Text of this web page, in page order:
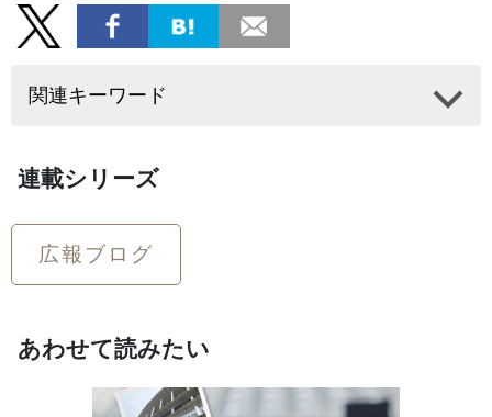
関連キーワード
連載シリーズ
広報ブログ
あわせて読みたい